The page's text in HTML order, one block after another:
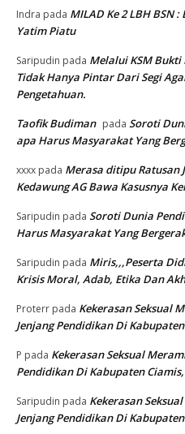
Indra pada MILAD Ke 2 LBH BSN
Yatim Piatu
Saripudin pada Melalui KSM
Tidak Hanya Pintar Dari Segi
Pengetahuan.
Taofik Budiman pada Soroti
apa Harus Masyarakat Yang
xxxx pada Merasa ditipu Ratusan
Kedawung AG Bawa Kasusnya
Saripudin pada Soroti Dunia
Harus Masyarakat Yang
Saripudin pada Miris,,,Peserta
Krisis Moral, Adab, Etika Dan
Proterr pada Kekerasan Seksual
Jenjang Pendidikan Di
P pada Kekerasan Seksual
Pendidikan Di Kabupaten
Saripudin pada Kekerasan
Jenjang Pendidikan Di